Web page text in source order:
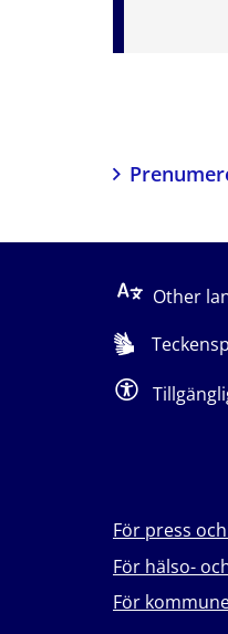
Other
För press
För hälso-
För